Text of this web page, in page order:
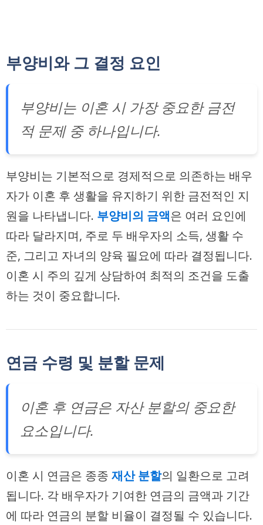
부양비와 그 결정 요인
부양비는 이혼 시 가장 중요한 금전
적 문제 중 하나입니다.
부양비는 기본적으로 경제적으로 의존하는 배우
자가 이혼 후 생활을 유지하기 위한 금전적인 지
원을 나타냅니다. 부양비의 금액은 여러 요인에
따라 달라지며, 주로 두 배우자의 소득, 생활 수
준, 그리고 자녀의 양육 필요에 따라 결정됩니다.
이혼 시 주의 깊게 상담하여 최적의 조건을 도출
하는 것이 중요합니다.
연금 수령 및 분할 문제
이혼 후 연금은 자산 분할의 중요한
요소입니다.
이혼 시 연금은 종종 재산 분할의 일환으로 고려
됩니다. 각 배우자가 기여한 연금의 금액과 기간
에 따라 연금의 분할 비율이 결정될 수 있습니다.